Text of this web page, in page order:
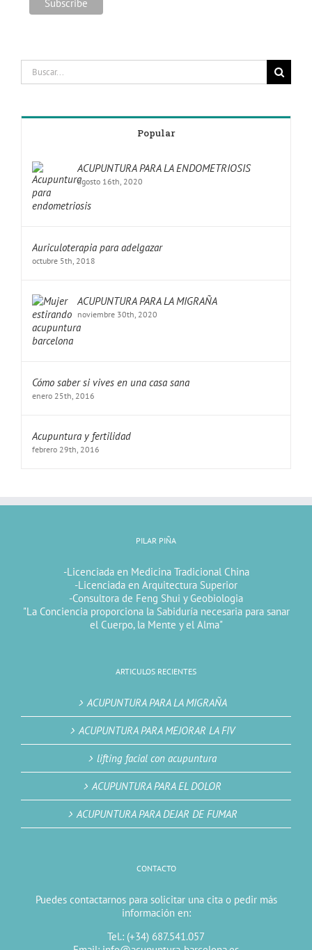
Popular
ACUPUNTURA PARA LA ENDOMETRIOSIS
agosto 16th, 2020
Auriculoterapia para adelgazar
octubre 5th, 2018
ACUPUNTURA PARA LA MIGRAÑA
noviembre 30th, 2020
Cómo saber si vives en una casa sana
enero 25th, 2016
Acupuntura y fertilidad
febrero 29th, 2016
PILAR PIÑA
-Licenciada en Medicina Tradicional China
-Licenciada en Arquitectura Superior
-Consultora de Feng Shui y Geobiologia
"La Conciencia proporciona la Sabiduría necesaria para sanar
el Cuerpo, la Mente y el Alma"
ARTICULOS RECIENTES
ACUPUNTURA PARA LA MIGRAÑA
ACUPUNTURA PARA MEJORAR LA FIV
lifting facial con acupuntura
ACUPUNTURA PARA EL DOLOR
ACUPUNTURA PARA DEJAR DE FUMAR
CONTACTO
Puedes contactarnos para solicitar una cita o pedir más
información en:
Tel.: (+34) 687.541.057